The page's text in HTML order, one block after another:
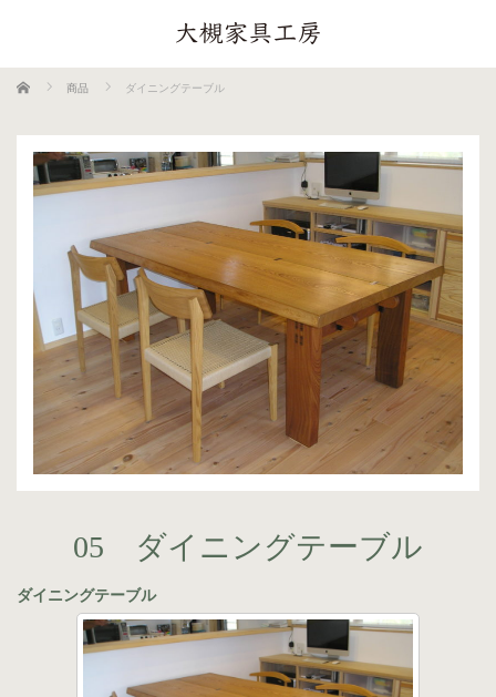
ホーム 商品 ダイニングテーブル
05 ダイニングテーブル
ダイニングテーブル